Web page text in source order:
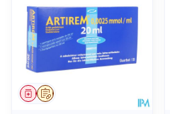
Op voorschrift
Geneesmiddel